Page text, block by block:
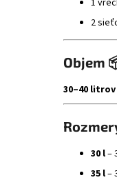
1
2
Objem
30–40 litrov
30 l–
35 l–